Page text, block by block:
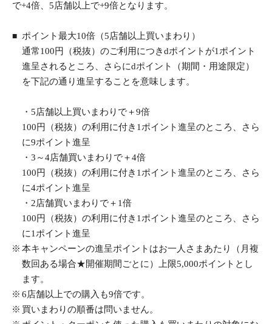
で+4倍、5店舗以上で+9倍となります。
ポイント最大10倍（5店舗以上買いまわり）
通常100円（税抜）のご利用につきdポイントが1ポイント
進呈されるところ、さらにdポイント（期間・用途限定）
を下記の通り進呈することを意味します。
・5店舗以上買いまわりで＋9倍
100円（税抜）の利用に付き1ポイント進呈のところ、さら
に9ポイント進呈
・3～4店舗買いまわりで＋4倍
100円（税抜）の利用に付き1ポイント進呈のところ、さら
に4ポイント進呈
・2店舗買いまわりで＋1倍
100円（税抜）の利用に付き1ポイント進呈のところ、さら
に1ポイント進呈
本キャンペーンの進呈ポイントはお一人さまあたり（月複
数回ある場合★開催期間ごとに）上限5,000ポイントとし
ます。
6店舗以上での購入も9倍です。
買いまわりの順番は問いません。